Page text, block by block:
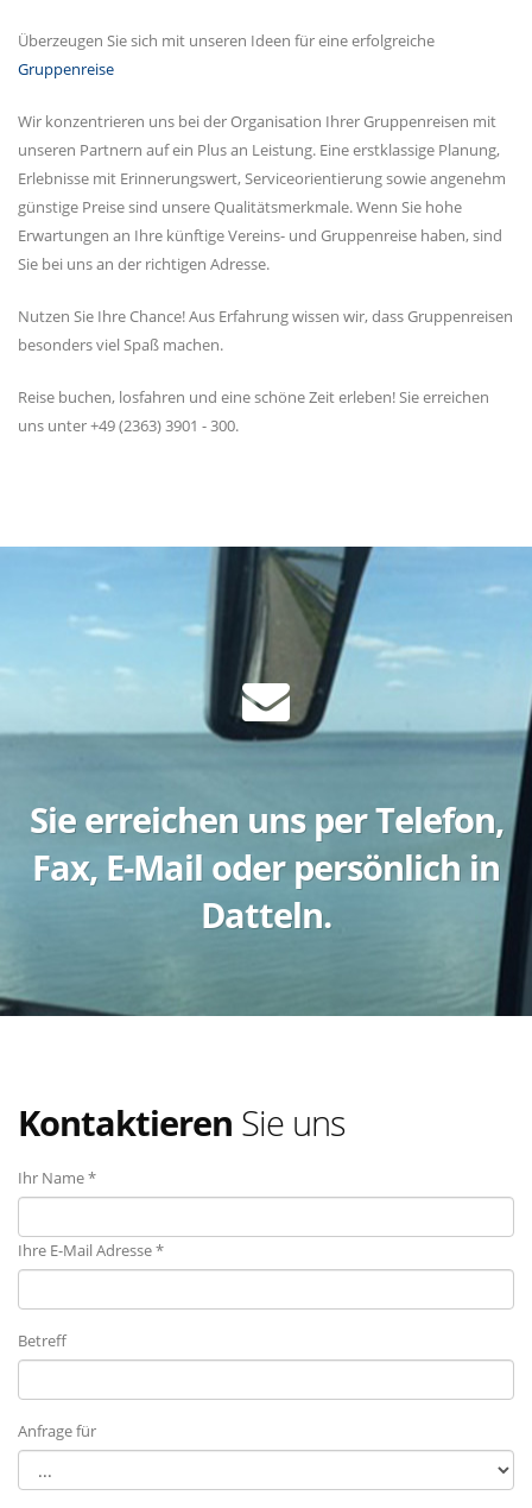
Überzeugen Sie sich mit unseren Ideen für eine erfolgreiche
Gruppenreise
Wir konzentrieren uns bei der Organisation Ihrer Gruppenreisen mit
unseren Partnern auf ein Plus an Leistung. Eine erstklassige Planung,
Erlebnisse mit Erinnerungswert, Serviceorientierung sowie angenehm
günstige Preise sind unsere Qualitätsmerkmale. Wenn Sie hohe
Erwartungen an Ihre künftige Vereins- und Gruppenreise haben, sind
Sie bei uns an der richtigen Adresse.
Nutzen Sie Ihre Chance! Aus Erfahrung wissen wir, dass Gruppenreisen
besonders viel Spaß machen.
Reise buchen, losfahren und eine schöne Zeit erleben! Sie erreichen
uns unter +49 (2363) 3901 - 300.
Sie erreichen uns per Telefon,
Fax, E-Mail oder persönlich in
Datteln.
Kontaktieren Sie uns
Ihr Name *
Ihre E-Mail Adresse *
Betreff
Anfrage für